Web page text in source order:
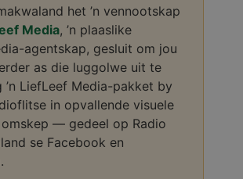
het ’n vennootskap
Media, ’n plaaslike
agentskap, gesluit om jou
as die luggolwe uit te
’n LiefLeef Media-pakket by
in opvallende visuele
— gedeel op Radio
se Facebook en